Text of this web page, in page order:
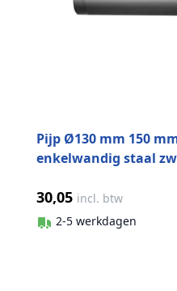
Pijp Ø130 mm 150
enkelwandig staal
30,05 incl. btw
2-5 werkdagen